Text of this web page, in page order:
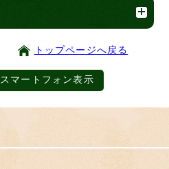
トップページへ戻る
スマートフォン表示